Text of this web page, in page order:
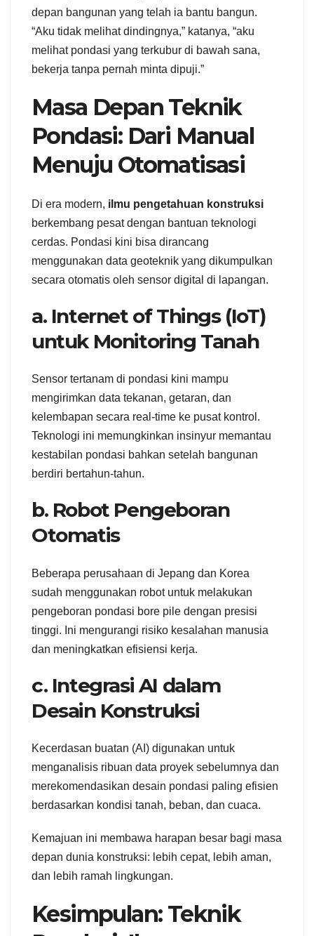
depan bangunan yang telah ia bantu bangun.
“Aku tidak melihat dindingnya,” katanya, “aku
melihat pondasi yang terkubur di bawah sana,
bekerja tanpa pernah minta dipuji.”
Masa Depan Teknik
Pondasi: Dari Manual
Menuju Otomatisasi
Di era modern, ilmu pengetahuan konstruksi
berkembang pesat dengan bantuan teknologi
cerdas. Pondasi kini bisa dirancang
menggunakan data geoteknik yang dikumpulkan
secara otomatis oleh sensor digital di lapangan.
a. Internet of Things (IoT)
untuk Monitoring Tanah
Sensor tertanam di pondasi kini mampu
mengirimkan data tekanan, getaran, dan
kelembapan secara real-time ke pusat kontrol.
Teknologi ini memungkinkan insinyur memantau
kestabilan pondasi bahkan setelah bangunan
berdiri bertahun-tahun.
b. Robot Pengeboran
Otomatis
Beberapa perusahaan di Jepang dan Korea
sudah menggunakan robot untuk melakukan
pengeboran pondasi bore pile dengan presisi
tinggi. Ini mengurangi risiko kesalahan manusia
dan meningkatkan efisiensi kerja.
c. Integrasi AI dalam
Desain Konstruksi
Kecerdasan buatan (AI) digunakan untuk
menganalisis ribuan data proyek sebelumnya dan
merekomendasikan desain pondasi paling efisien
berdasarkan kondisi tanah, beban, dan cuaca.
Kemajuan ini membawa harapan besar bagi masa
depan dunia konstruksi: lebih cepat, lebih aman,
dan lebih ramah lingkungan.
Kesimpulan: Teknik